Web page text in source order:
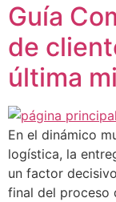
Guía
de
última
En el dinámico
logística, la
un factor
final del proceso